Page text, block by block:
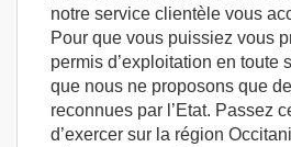
notre service clientèle vous
Pour que vous puissiez vous
permis d’exploitation en toute
que nous ne proposons que
reconnues par l’Etat. Passez
d’exercer sur la région